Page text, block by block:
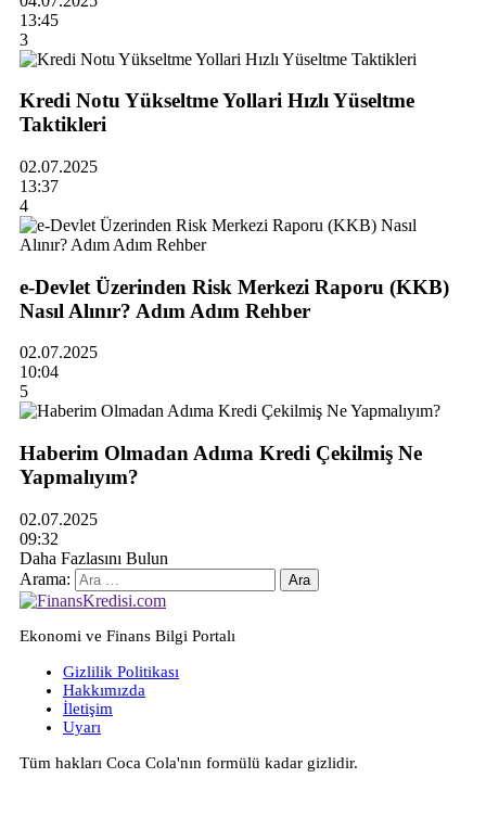
13:45
3
Kredi Notu Yükseltme Yollari Hızlı Yüseltme
Taktikleri
02.07.2025
13:37
4
e-Devlet Üzerinden Risk Merkezi Raporu (KKB)
Nasıl Alınır? Adım Adım Rehber
02.07.2025
10:04
5
Haberim Olmadan Adıma Kredi Çekilmiş Ne
Yapmalıyım?
02.07.2025
09:32
Daha Fazlasını Bulun
Arama:
Ekonomi ve Finans Bilgi Portalı
Gizlilik Politikası
Hakkımızda
İletişim
Uyarı
Tüm hakları Coca Cola'nın formülü kadar gizlidir.